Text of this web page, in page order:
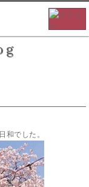
和でした。